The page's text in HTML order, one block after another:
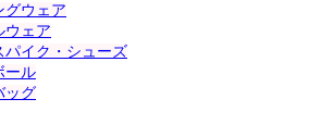
グウェア
ウェア
パイク・シューズ
ール
ッグ